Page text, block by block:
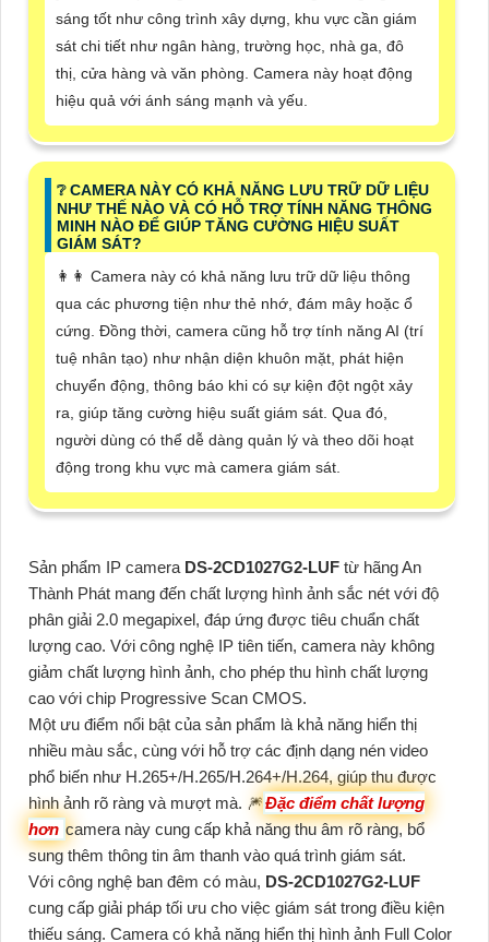
sáng tốt như công trình xây dựng, khu vực cần giám
sát chi tiết như ngân hàng, trường học, nhà ga, đô
thị, cửa hàng và văn phòng. Camera này hoạt động
hiệu quả với ánh sáng mạnh và yếu.
❔ CAMERA NÀY CÓ KHẢ NĂNG LƯU TRỮ DỮ LIỆU
NHƯ THẾ NÀO VÀ CÓ HỖ TRỢ TÍNH NĂNG THÔNG
MINH NÀO ĐỂ GIÚP TĂNG CƯỜNG HIỆU SUẤT
GIÁM SÁT?
️👩‍👩 Camera này có khả năng lưu trữ dữ liệu thông
qua các phương tiện như thẻ nhớ, đám mây hoặc ổ
cứng. Đồng thời, camera cũng hỗ trợ tính năng AI (trí
tuệ nhân tạo) như nhận diện khuôn mặt, phát hiện
chuyển động, thông báo khi có sự kiện đột ngột xảy
ra, giúp tăng cường hiệu suất giám sát. Qua đó,
người dùng có thể dễ dàng quản lý và theo dõi hoạt
động trong khu vực mà camera giám sát.
Sản phẩm IP camera DS-2CD1027G2-LUF từ hãng An
Thành Phát mang đến chất lượng hình ảnh sắc nét với độ
phân giải 2.0 megapixel, đáp ứng được tiêu chuẩn chất
lượng cao. Với công nghệ IP tiên tiến, camera này không
giảm chất lượng hình ảnh, cho phép thu hình chất lượng
cao với chip Progressive Scan CMOS.
Một ưu điểm nổi bật của sản phẩm là khả năng hiển thị
nhiều màu sắc, cùng với hỗ trợ các định dạng nén video
phổ biến như H.265+/H.265/H.264+/H.264, giúp thu được
hình ảnh rõ ràng và mượt mà. 🎆Đặc điểm chất lượng
hơn camera này cung cấp khả năng thu âm rõ ràng, bổ
sung thêm thông tin âm thanh vào quá trình giám sát.
Với công nghệ ban đêm có màu, DS-2CD1027G2-LUF
cung cấp giải pháp tối ưu cho việc giám sát trong điều kiện
thiếu sáng. Camera có khả năng hiển thị hình ảnh Full Color